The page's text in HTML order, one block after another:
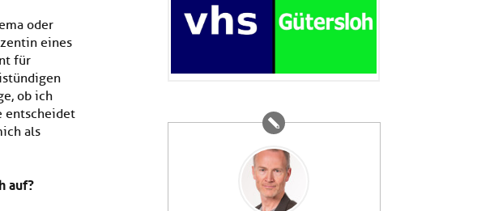
oder
eines
für
ob ich
entscheidet
als
auf?